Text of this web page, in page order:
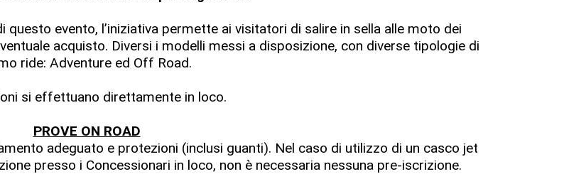
questo evento, l’iniziativa permette ai visitatori di salire in sella alle moto dei
acquisto. Diversi i modelli messi a disposizione, con diverse tipologie di
ride: Adventure ed Off Road.
si effettuano direttamente in loco.
PROVE ON ROAD
adeguato e protezioni (inclusi guanti). Nel caso di utilizzo di un casco jet
presso i Concessionari in loco, non è necessaria nessuna pre-iscrizione.